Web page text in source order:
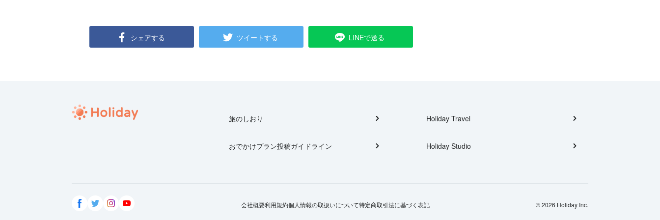
シェアする ツイートする LINEで送る
旅のしおり
おでかけプラン投稿ガイドライン
Holiday Travel
Holiday Studio
会社概要利用規約個人情報の取扱いについて特定商取引法に基づく表記 © 2026 Holiday Inc.